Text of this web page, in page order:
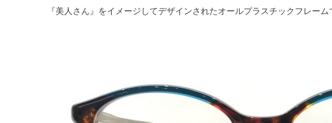
『美人さん』をイメージしてデザインされたオールプラスチックフレーム